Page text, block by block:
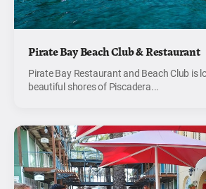
Pirate Bay Beach Club & Restaurant
Pirate Bay Restaurant and Beach Club is
beautiful shores of Piscadera...